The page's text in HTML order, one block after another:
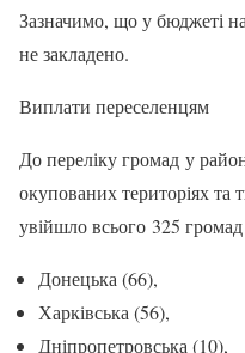
Зазначимо, що у бюджеті
не закладено.
Виплати переселенцям
До переліку громад у
окупованих територіях та
увійшло всього 325
Донецька (66),
Харківська (56),
Дніпропетровська (10),